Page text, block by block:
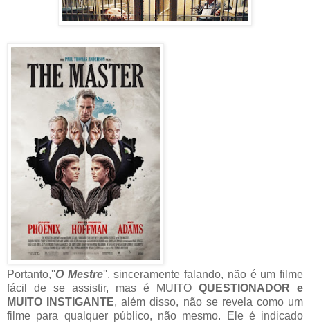
Portanto,''O Mestre'', sinceramente falando, não é um filme
fácil de se assistir, mas é MUITO QUESTIONADOR e
MUITO INSTIGANTE, além disso, não se revela como um
filme para qualquer público, não mesmo. Ele é indicado